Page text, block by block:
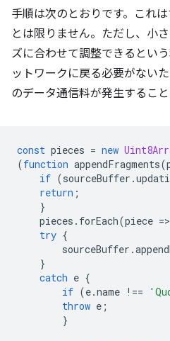
手順は次のとおりです。これ
とは限りません。ただし、小
ズに合わせて調整できるとい
ットワークに戻る必要がない
のデータ通信料が発生すること
const pieces = new
(function appendFragments(
if (sourceBuffer .
return ;
}
pieces . forEach(piece =>
try {
sourceBuffer .
}
catch e {
if (e.name !==
throw e ;
}